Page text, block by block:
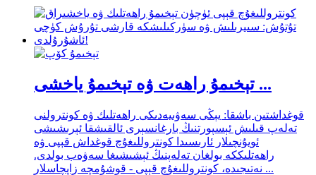
تېخىمۇ راھەت ۋە تېخىمۇ ياخشى ...
قوغداشتىن باشقا: يېڭى سەۋىيەدىكى راھەتلىك ۋە كونترولنى
تەلەپ قىلىش ئېسپورتنىڭ بارغانسېرى ئالقىشقا ئېرىشىشى
ئويۇنچىلار ئارىسىدا كونتروللىغۇچ قوغداش قېپى ۋە
راھەتلىككە بولغان تەلەپنىڭ ئېشىشىغا سەۋەب بولدى.
نەتىجىدە، كونتروللىغۇچ قېپى - قوشۇمچە زاپچاسلار ...